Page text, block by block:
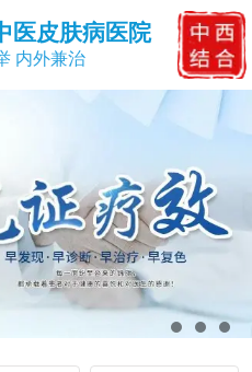
医皮肤病医院
内外兼治